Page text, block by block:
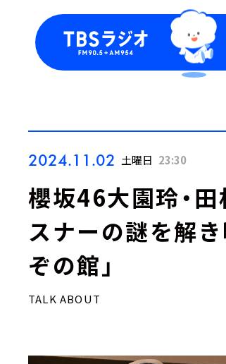
2024.11.02 土曜日 23:30
櫻坂46大園玲・
スナーの謎を解
ぞの館」
TALK ABOUT